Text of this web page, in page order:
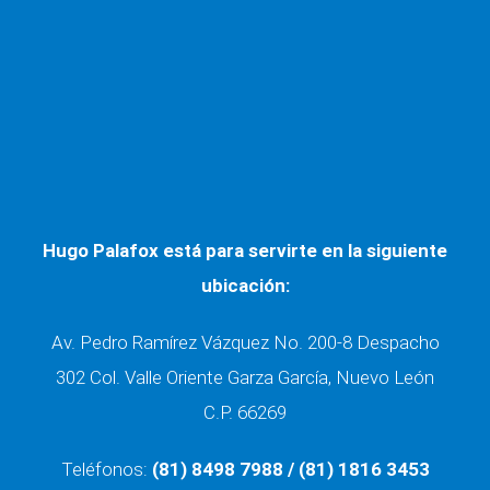
Hugo Palafox está para servirte en la siguiente
ubicación:
Av. Pedro Ramírez Vázquez No. 200-8 Despacho
302 Col. Valle Oriente Garza García, Nuevo León
C.P. 66269
Teléfonos: (81) 8498 7988 / (81) 1816 3453